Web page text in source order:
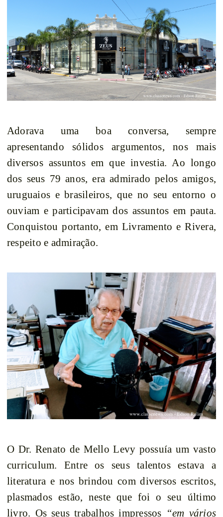
Adorava uma boa conversa, sempre
apresentando sólidos argumentos, nos mais
diversos assuntos em que investia. Ao longo
dos seus 79 anos, era admirado pelos amigos,
uruguaios e brasileiros, que no seu entorno o
ouviam e participavam dos assuntos em pauta.
Conquistou portanto, em Livramento e Rivera,
respeito e admiração.
O Dr. Renato de Mello Levy possuía um vasto
curriculum. Entre os seus talentos estava a
literatura e nos brindou com diversos escritos,
plasmados estão, neste que foi o seu último
livro. Os seus trabalhos impressos “em vários